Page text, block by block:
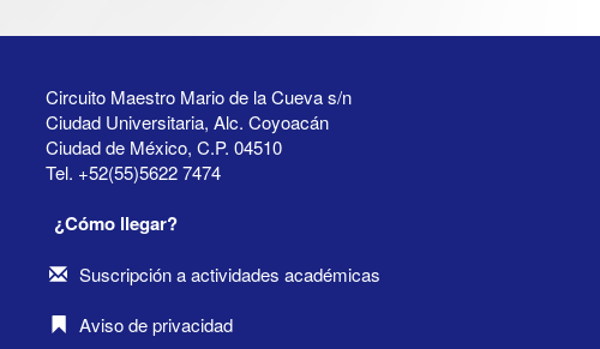
Circuito Maestro Mario de la Cueva s/n
Ciudad Universitaria, Alc. Coyoacán
Ciudad de México, C.P. 04510
Tel. +52(55)5622 7474
¿Cómo llegar?
Suscripción a actividades académicas
Aviso de privacidad